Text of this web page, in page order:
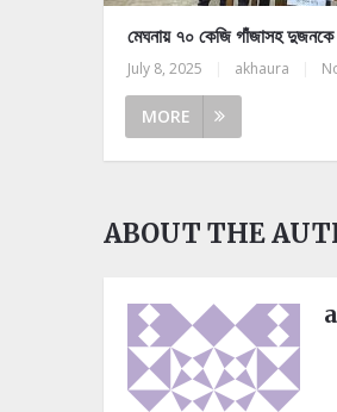
মেঘনায় ৭০ কেজি গাঁজাসহ
July 8, 2025 akhaura
MORE
ABOUT THE